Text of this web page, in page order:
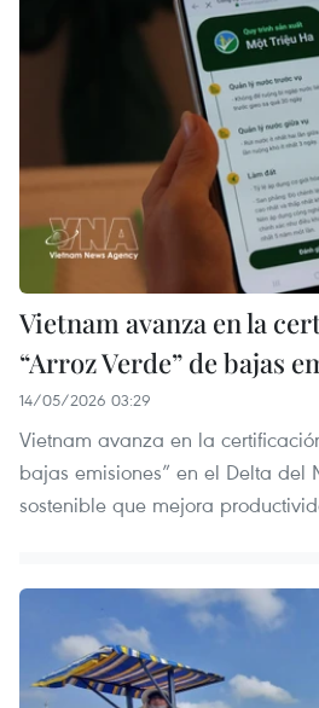
Vietnam avanza en la
“Arroz Verde” de bajas
14/05/2026 03:29
Vietnam avanza en la
bajas emisiones” en el Delta del
sostenible que mejora